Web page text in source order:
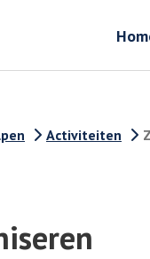
Activiteiten